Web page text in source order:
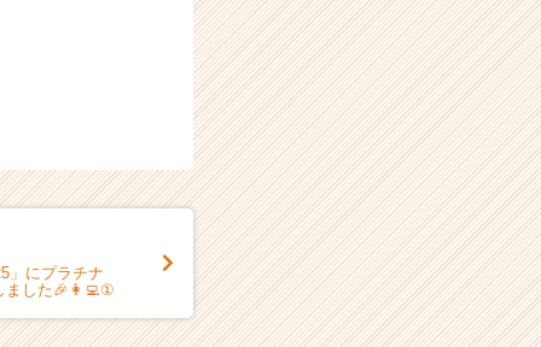
」にプラチナ
ました🎉👩‍💻①